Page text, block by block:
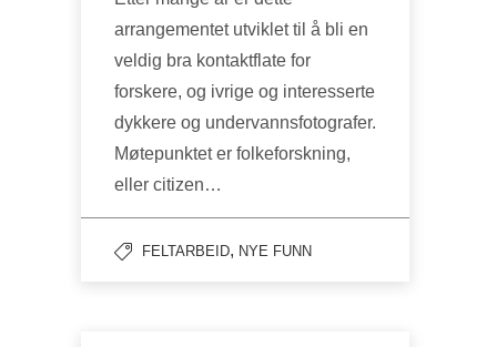
arrangementet utviklet til å bli en
veldig bra kontaktflate for
forskere, og ivrige og interesserte
dykkere og undervannsfotografer.
Møtepunktet er folkeforskning,
eller citizen…
FELTARBEID, NYE FUNN